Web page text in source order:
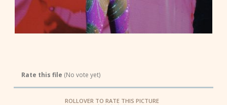
Rate this file (No vote yet)
ROLLOVER TO RATE THIS PICTURE